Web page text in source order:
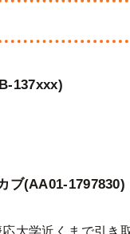
137xxx)
(AA01-1797830)
大学近くまで引き